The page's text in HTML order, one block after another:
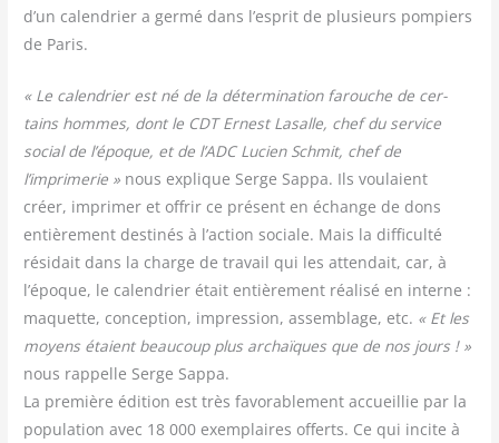
d’un calen­drier a ger­mé dans l’esprit de plu­sieurs pom­piers
de Paris.
« Le calen­drier est né de la déter­mi­na­tion farouche de cer­
tains hommes, dont le CDT Ernest Lasalle, chef du ser­vice
social de l’époque, et de l’ADC Lucien Schmit, chef de
l’imprimerie » nous explique Serge Sap­pa. Ils vou­laient
créer, impri­mer et offrir ce pré­sent en échange de dons
entiè­re­ment des­ti­nés à l’action sociale. Mais la dif­fi­cul­té
rési­dait dans la charge de tra­vail qui les atten­dait, car, à
l’époque, le calen­drier était entiè­re­ment réa­li­sé en interne :
maquette, concep­tion, impres­sion, assem­blage, etc. « Et les
moyens étaient beau­coup plus archaïques que de nos jours ! »
nous rap­pelle Serge Sap­pa.
La pre­mière édi­tion est très favo­ra­ble­ment accueillie par la
popu­la­tion avec 18 000 exem­plaires offerts. Ce qui incite à